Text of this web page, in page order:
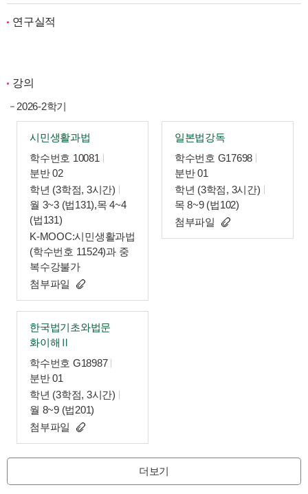
연구실적
강의
2026-2학기
시민생활과법
학수번호 10081
분반 02
학년 (3학점, 3시간)
월 3~3 (법131),목 4~4
(법131)
K-MOOC:시민생활과법
(학수번호 11524)과 중
복수강불가
첨부파일
일본법강독
학수번호 G17698
분반 01
학년 (3학점, 3시간)
목 8~9 (법102)
첨부파일
한국법기초와법문
화이해Ⅱ
학수번호 G18987
분반 01
학년 (3학점, 3시간)
월 8~9 (법201)
첨부파일
더보기